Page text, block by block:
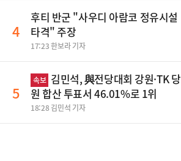
4
후티 반군 "사우디 아람코 정유시설
타격" 주장
17:23 한보라 기자
5
속보 김민석, 與전당대회 강원·TK 당
원 합산 투표서 46.01%로 1위
18:28 김민석 기자